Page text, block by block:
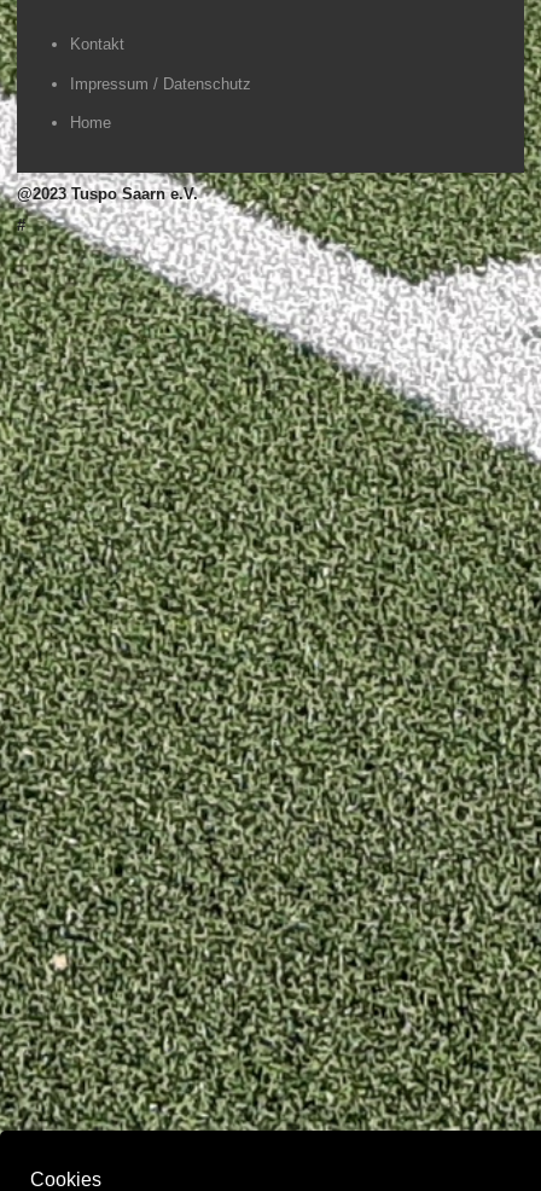
Kontakt
Impressum / Datenschutz
Home
@2023 Tuspo Saarn e.V.
#
Cookies